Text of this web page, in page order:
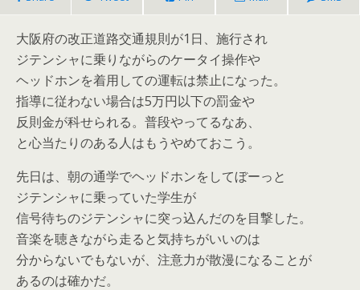
大阪府の改正道路交通規則が1日、施行され
ジテンシャに乗りながらのケータイ操作や
ヘッドホンを着用しての運転は禁止になった。
指導に従わない場合は5万円以下の罰金や
反則金が科せられる。普段やってるなあ、
と心当たりのある人はもうやめておこう。
先日は、朝の通学でヘッドホンをしてぼーっと
ジテンシャに乗っていた学生が
信号待ちのジテンシャに突っ込んだのを目撃した。
音楽を聴きながら走ると気持ちがいいのは
分からないでもないが、注意力が散漫になることが
あるのは確かだ。